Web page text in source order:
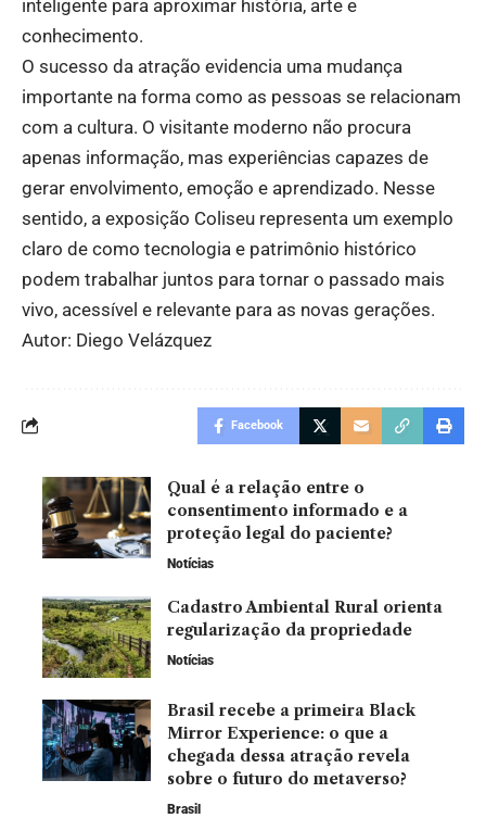
inteligente para aproximar história, arte e
conhecimento.
O sucesso da atração evidencia uma mudança
importante na forma como as pessoas se relacionam
com a cultura. O visitante moderno não procura
apenas informação, mas experiências capazes de
gerar envolvimento, emoção e aprendizado. Nesse
sentido, a exposição Coliseu representa um exemplo
claro de como tecnologia e patrimônio histórico
podem trabalhar juntos para tornar o passado mais
vivo, acessível e relevante para as novas gerações.
Autor: Diego Velázquez
Facebook
Qual é a relação entre o
consentimento informado e a
proteção legal do paciente?
Notícias
Cadastro Ambiental Rural orienta
regularização da propriedade
Notícias
Brasil recebe a primeira Black
Mirror Experience: o que a
chegada dessa atração revela
sobre o futuro do metaverso?
Brasil